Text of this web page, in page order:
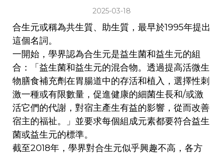
2025-03-18
合生元或稱為共生質、助生質，最早於1995年提出
這個名詞。
一開始，學界認為合生元是益生菌和益生元的組
合：「益生菌和益生元的混合物。透過提高活微生
物膳食補充劑在胃腸道中的存活和植入，選擇性刺
激一種或有限數量，促進健康的細菌生長和/或激
活它們的代謝，對宿主產生有益的影響，從而改善
宿主的福祉。」並要求每個組成元素都要符合益生
菌或益生元的標準。
截至2018年，學界對合生元似乎興趣不高，各方